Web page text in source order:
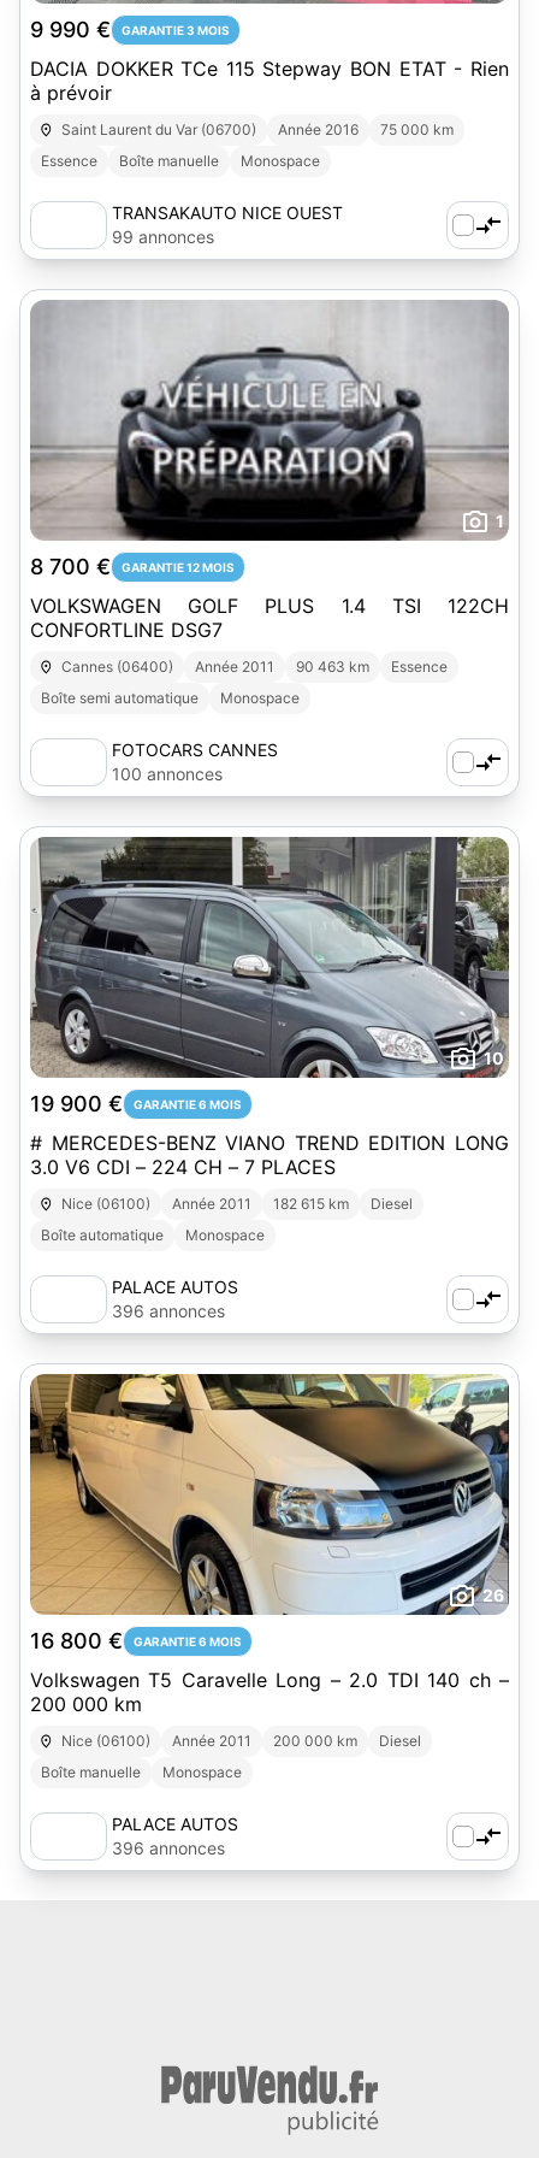
9 990 € GARANTIE 3 MOIS
DACIA DOKKER TCe 115 Stepway BON ETAT - Rien
à prévoir
Saint Laurent du Var (06700) Année 2016
75 000 km
Essence
Boîte manuelle Monospace
TRANSAKAUTO NICE OUEST
99 annonces
1
8 700 € GARANTIE 12 MOIS
VOLKSWAGEN GOLF PLUS 1.4 TSI 122CH
CONFORTLINE DSG7
Cannes (06400) Année 2011 90 463 km
Essence
Boîte semi automatique
Monospace
FOTOCARS CANNES
100 annonces
10
19 900 € GARANTIE 6 MOIS
# MERCEDES-BENZ VIANO TREND EDITION LONG
3.0 V6 CDI – 224 CH – 7 PLACES
Nice (06100) Année 2011 182 615 km
Diesel
Boîte automatique
Monospace
PALACE AUTOS
396 annonces
26
16 800 € GARANTIE 6 MOIS
Volkswagen T5 Caravelle Long – 2.0 TDI 140 ch –
200 000 km
Nice (06100) Année 2011 200 000 km
Diesel
Boîte manuelle
Monospace
PALACE AUTOS
396 annonces